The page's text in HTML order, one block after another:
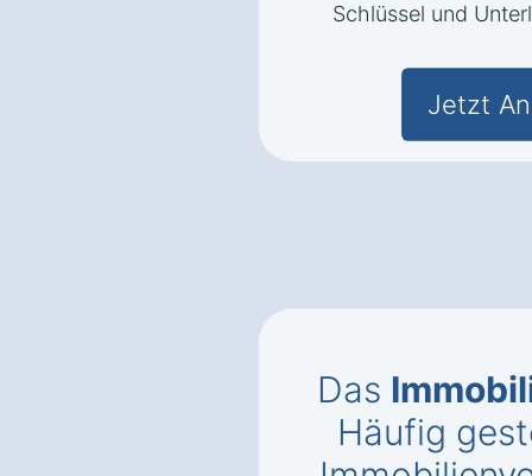
Schlüssel und
Jetzt
Das
Häufig